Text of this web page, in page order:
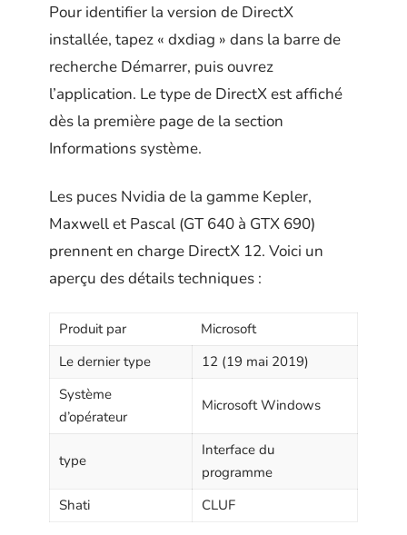
Pour identifier la version de DirectX
installée, tapez « dxdiag » dans la barre de
recherche Démarrer, puis ouvrez
l’application. Le type de DirectX est affiché
dès la première page de la section
Informations système.
Les puces Nvidia de la gamme Kepler,
Maxwell et Pascal (GT 640 à GTX 690)
prennent en charge DirectX 12. Voici un
aperçu des détails techniques :
Produit par
Microsoft
Le dernier type
12 (19 mai 2019)
Système
d’opérateur
Microsoft Windows
type
Interface du
programme
Shati
CLUF